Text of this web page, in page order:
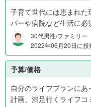
子育て世代には恵まれ
パーや病院など生活に必
30代男性/ファミリー
2022年06月20日に投
予算/価格
自分のライフプランに
計画、満足行くライフコ